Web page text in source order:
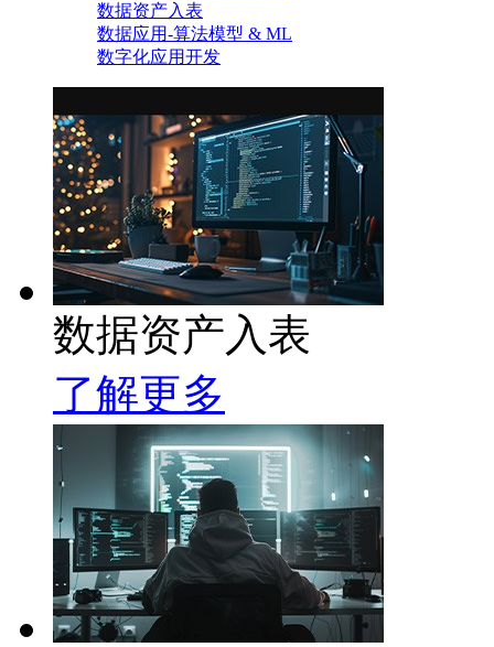
数据资产入表
数据应用-算法模型 & ML
数字化应用开发
数据资产入表
了解更多